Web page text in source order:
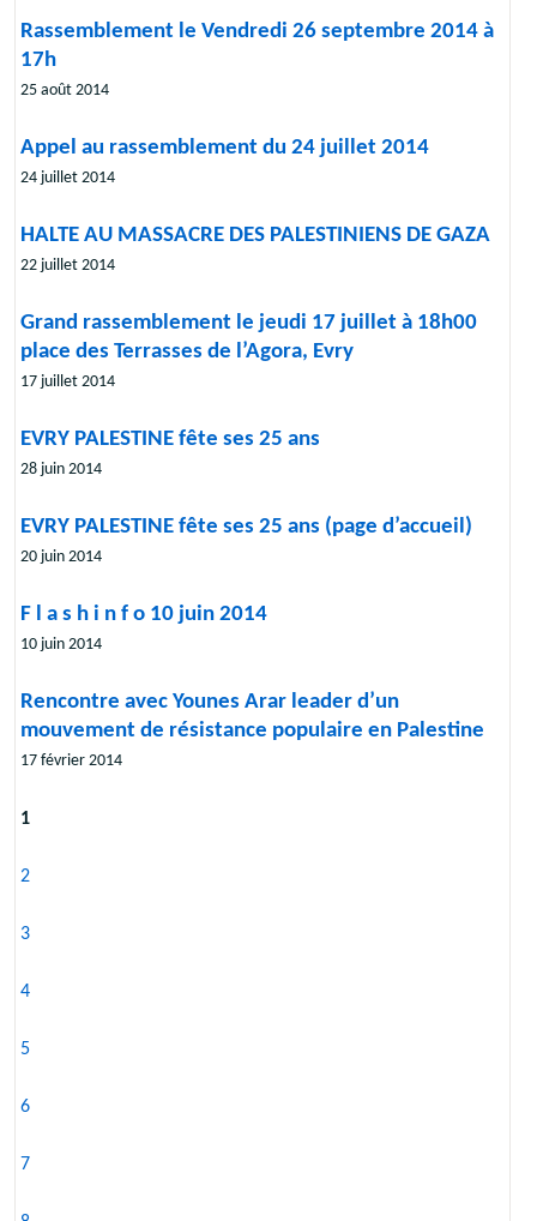
Rassemblement le Vendredi 26 septembre 2014 à
17h
25 août 2014
Appel au rassemblement du 24 juillet 2014
24 juillet 2014
HALTE AU MASSACRE DES PALESTINIENS DE GAZA
22 juillet 2014
Grand rassemblement le jeudi 17 juillet à 18h00
place des Terrasses de l’Agora, Evry
17 juillet 2014
EVRY PALESTINE fête ses 25 ans
28 juin 2014
EVRY PALESTINE fête ses 25 ans (page d’accueil)
20 juin 2014
F l a s h i n f o 10 juin 2014
10 juin 2014
Rencontre avec Younes Arar leader d’un
mouvement de résistance populaire en Palestine
17 février 2014
1
2
3
4
5
6
7